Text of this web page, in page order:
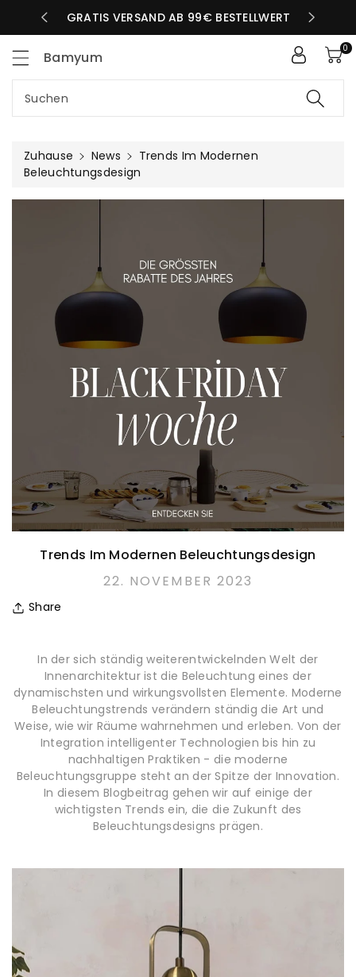
TAG GRATIS VERSAND AB 99€ BESTELLWERT
Bamyum
Suchen
0
Zuhause News
Trends Im Modernen
Beleuchtungsdesign
Trends Im Modernen Beleuchtungsdesign
22. NOVEMBER 2023
Share
In der sich ständig weiterentwickelnden Welt der
Innenarchitektur ist die Beleuchtung eines der
dynamischsten und wirkungsvollsten Elemente. Moderne
Beleuchtungstrends verändern ständig die Art und
Weise, wie wir Räume wahrnehmen und erleben. Von der
Integration intelligenter Technologien bis hin zu
nachhaltigen Praktiken - die moderne
Beleuchtungsgruppe steht an der Spitze der Innovation.
In diesem Blogbeitrag gehen wir auf einige der
wichtigsten Trends ein, die die Zukunft des
Beleuchtungsdesigns prägen.